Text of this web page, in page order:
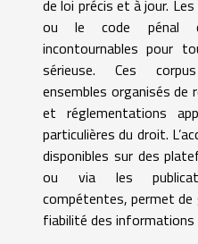
de loi précis et à jour.
ou le code pénal
incontournables pour
sérieuse. Ces
ensembles organisés de
et réglementations
particulières du droit.
disponibles sur des
ou via les
compétentes, permet
fiabilité des informations